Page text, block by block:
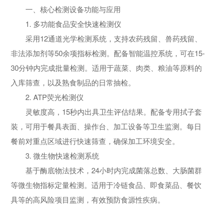
一、核心检测设备功能与应用
1. 多功能食品安全快速检测仪
采用12通道光学检测系统，支持农药残留、兽药残留、
非法添加剂等50余项指标检测。配备智能温控系统，可在15-
30分钟内完成批量检测。适用于蔬菜、肉类、粮油等原料的
入库筛查，以及熟食制品的日常抽检。
2. ATP荧光检测仪
灵敏度高，15秒内出具卫生评估结果。配备专用拭子套
装，可用于餐具表面、操作台、加工设备等卫生监测。每日
餐前对重点区域进行快速筛查，确保加工环境安全。
3. 微生物快速检测系统
基于酶底物法技术，24小时内完成菌落总数、大肠菌群
等微生物指标定量检测。适用于冷链食品、即食菜品、餐饮
具等的高风险项目监测，有效预防食源性疾病。